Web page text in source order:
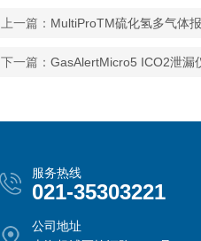
上一篇： MultiProTM硫化氢多气体
下一篇： GasAlertMicro5 ICO2泄漏
服务热线
021-35303221
公司地址